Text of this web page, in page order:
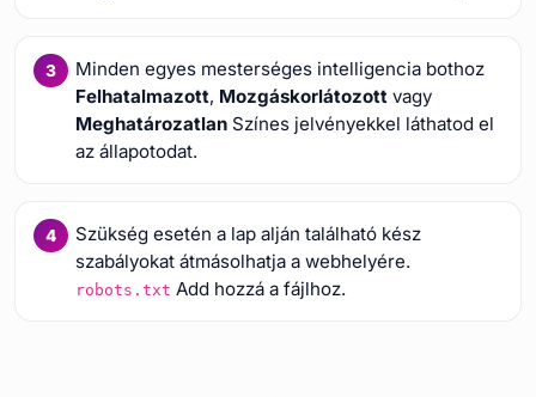
Minden egyes mesterséges intelligencia bothoz
Felhatalmazott, Mozgáskorlátozottvagy
MeghatározatlanSzínes jelvényekkel láthatod el
az állapotodat.
Szükség esetén a lap alján található kész
szabályokat átmásolhatja a webhelyére.
robots.txt Add hozzá a fájlhoz.